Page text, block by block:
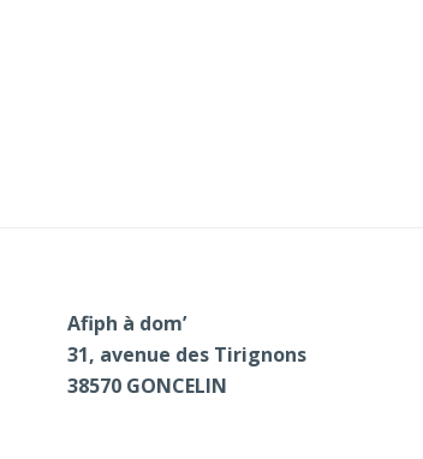
Afiph à dom’
31, avenue des Tirignons
38570 GONCELIN